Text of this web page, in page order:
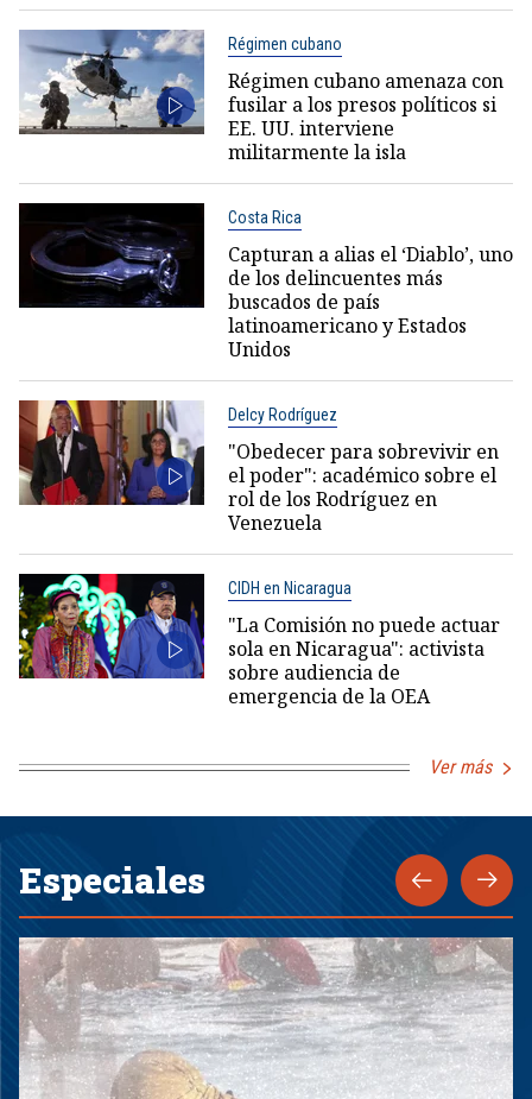
Régimen cubano
Régimen cubano amenaza con
fusilar a los presos políticos si
EE. UU. interviene
militarmente la isla
Costa Rica
Capturan a alias el ‘Diablo’, uno
de los delincuentes más
buscados de país
latinoamericano y Estados
Unidos
Delcy Rodríguez
"Obedecer para sobrevivir en
el poder": académico sobre el
rol de los Rodríguez en
Venezuela
CIDH en Nicaragua
"La Comisión no puede actuar
sola en Nicaragua": activista
sobre audiencia de
emergencia de la OEA
Ver más
Especiales